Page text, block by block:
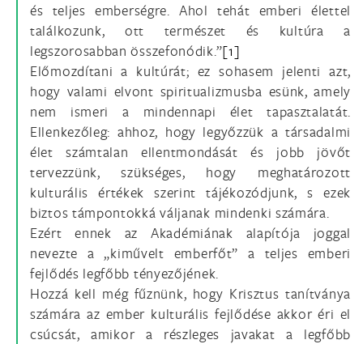
és teljes emberségre. Ahol tehát emberi élettel
találkozunk, ott természet és kultúra a
legszorosabban összefonódik.”[1]
Előmozdítani a kultúrát; ez sohasem jelenti azt,
hogy valami elvont spiritualizmusba esünk, amely
nem ismeri a mindennapi élet tapasztalatát.
Ellenkezőleg: ahhoz, hogy legyőzzük a társadalmi
élet számtalan ellentmondását és jobb jövőt
tervezzünk, szükséges, hogy meghatározott
kulturális értékek szerint tájékozódjunk, s ezek
biztos támpontokká váljanak mindenki számára.
Ezért ennek az Akadémiának alapítója joggal
nevezte a „kiművelt emberfőt” a teljes emberi
fejlődés legfőbb tényezőjének.
Hozzá kell még fűznünk, hogy Krisztus tanítványa
számára az ember kulturális fejlődése akkor éri el
csúcsát, amikor a részleges javakat a legfőbb